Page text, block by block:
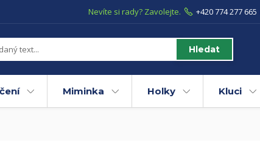
Hledat
Nevíte si rady? Zavolejte. +420 774 277 665
Miminka Holky Kluci